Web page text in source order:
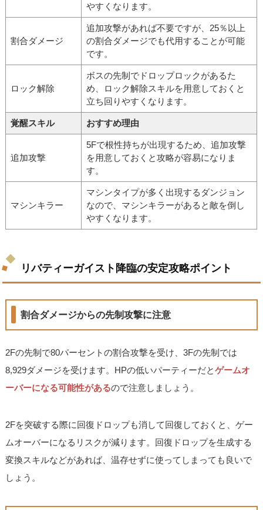
やすくなります。
割合ダメージ
追加攻撃があれば不要ですが、25％以上
の割合ダメージでも代用することが可能
です。
ロック解除
ボスの先制でドロップロックがあるた
め、ロック解除スキルを用意しておくと
立ち回りやすくなります。
覚醒スキル おすすめ理由
追加攻撃
5Fで根性持ちが出現するため、追加攻撃
を用意しておくと攻略が容易になりま
す。
マシンキラー
マシンタイプが多く出現するダンジョン
なので、マシンキラーがあると敵を倒し
やすくなります。
リバティーガイスト降臨の安定攻略ポイント
割合ダメージからの先制攻撃に注意
2Fの先制で80パーセントの割合攻撃を受け、3Fの先制では
8,929ダメージを受けます。HPの低いパーティーだとゲームオ
ーバーになる可能性があるので注意しましょう。
2Fを突破する際に回復ドロップも消して回復しておくと、ゲー
ムオーバーになるリスクが減ります。回復ドロップを生成する
変換スキルなどがあれば、温存せずに使ってしまっても良いで
しょう。